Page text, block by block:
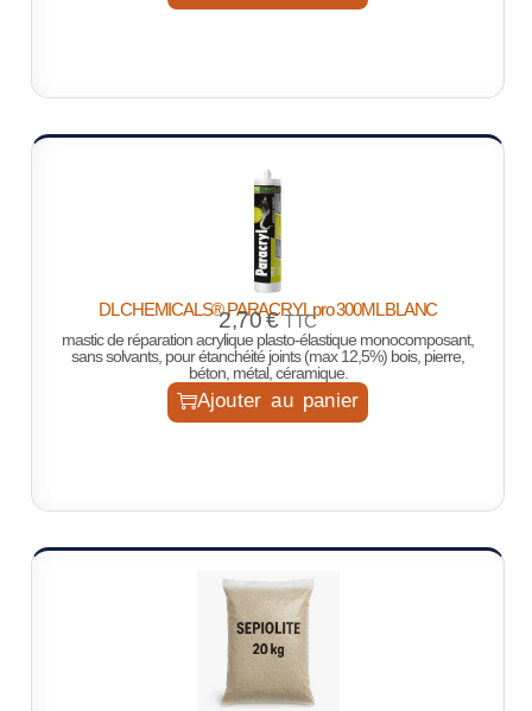
DL CHEMICALS® PARACRYL pro 300ML BLANC
2,70€ TTC
mastic de réparation acrylique plasto-élastique monocomposant,
sans solvants, pour étanchéité joints (max 12,5%) bois, pierre,
béton, métal, céramique.
Ajouter au panier